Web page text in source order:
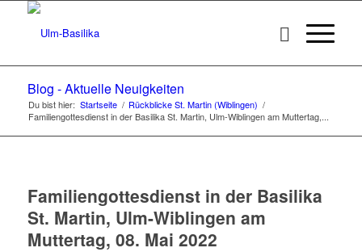
Blog - Aktuelle Neuigkeiten
Du bist hier: Startseite / Rückblicke St. Martin (Wiblingen) /
Familiengottesdienst in der Basilika St. Martin, Ulm-Wiblingen am Muttertag,...
Familiengottesdienst in der Basilika
St. Martin, Ulm-Wiblingen am
Muttertag, 08. Mai 2022